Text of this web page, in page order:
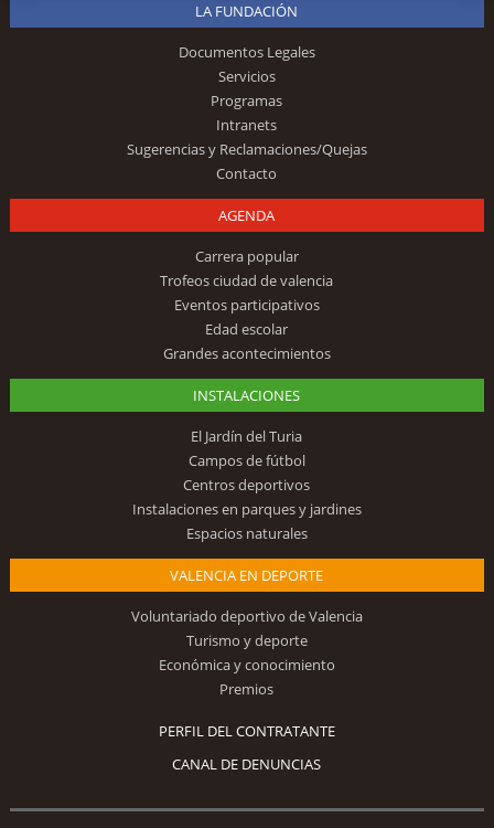
LA FUNDACIÓN
Documentos Legales
Servicios
Programas
Intranets
Sugerencias y Reclamaciones/Quejas
Contacto
AGENDA
Carrera popular
Trofeos ciudad de valencia
Eventos participativos
Edad escolar
Grandes acontecimientos
INSTALACIONES
El Jardín del Turia
Campos de fútbol
Centros deportivos
Instalaciones en parques y jardines
Espacios naturales
VALENCIA EN DEPORTE
Voluntariado deportivo de Valencia
Turismo y deporte
Económica y conocimiento
Premios
PERFIL DEL CONTRATANTE
CANAL DE DENUNCIAS